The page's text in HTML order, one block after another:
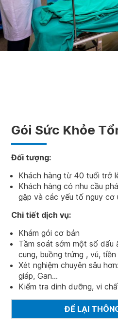
Gói Sức Khỏe
Đối tượng:
Khách hàng từ 40 tuổi trở
Khách hàng có nhu cầu
gặp và các yếu tố nguy cơ
Chi tiết dịch vụ:
Khám gói cơ bản
Tầm soát sớm một số dấu
cung, buồng trứng , vú,
Xét nghiệm chuyên sâu
giáp, Gan...
Kiểm tra dinh dưỡng, vi
ĐỂ LẠI